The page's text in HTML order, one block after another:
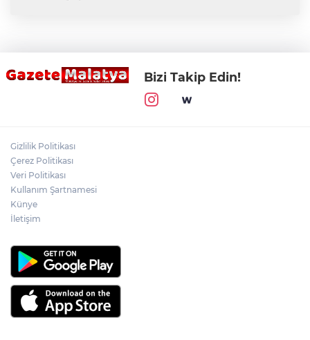
Bizi Takip Edin!
Gizlilik Politikası
Çerez Politikası
Veri Politikası
Kullanım Şartnamesi
Künye
İletişim